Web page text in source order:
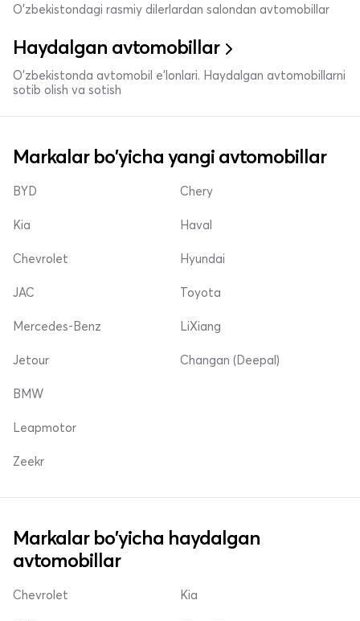
O'zbekistondagi rasmiy dilerlardan salondan avtomobillar
Haydalgan avtomobillar
O'zbekistonda avtomobil e’lonlari. Haydalgan avtomobillarni
sotib olish va sotish
Markalar bo'yicha yangi avtomobillar
BYD
Kia
Chevrolet
Chery
Haval
Hyundai
JAC
Mercedes-Benz
Jetour
Toyota
LiXiang
Changan (Deepal)
BMW
Leapmotor
Zeekr
Markalar bo'yicha haydalgan
avtomobillar
Chevrolet Kia